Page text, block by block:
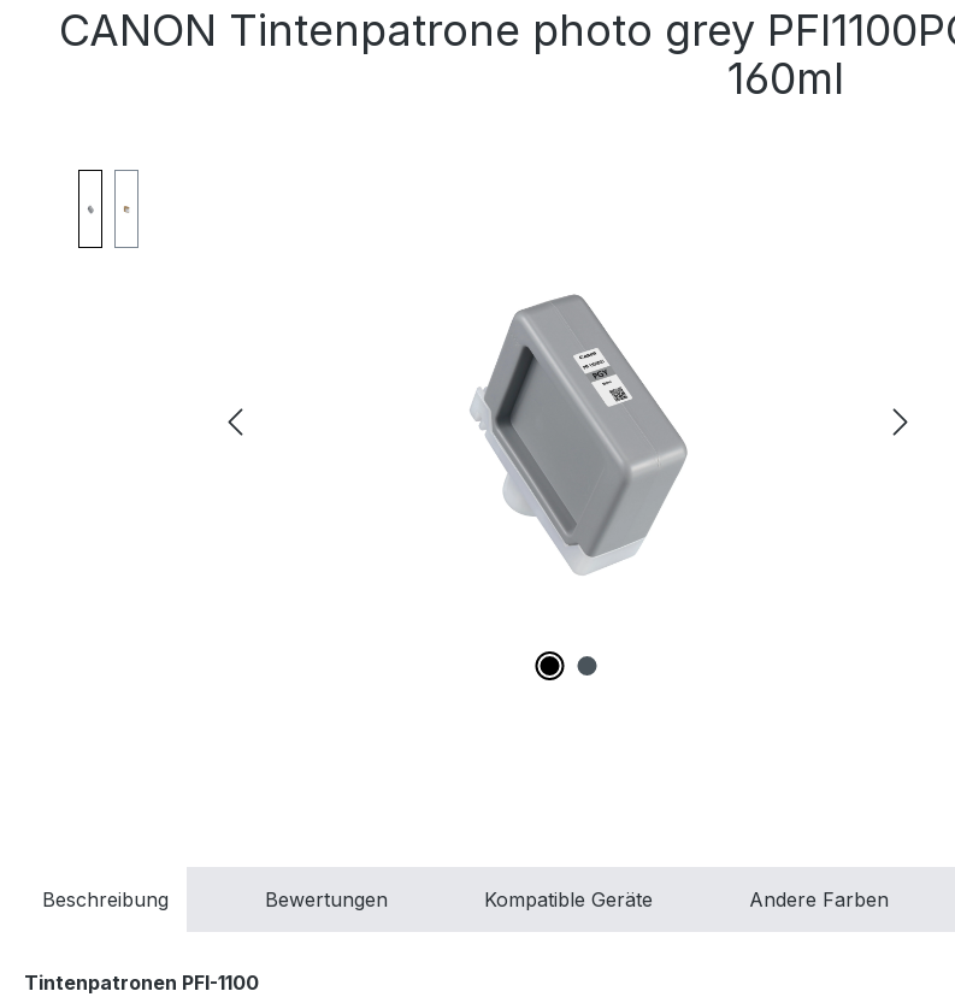
CANON Tintenpatrone photo grey
160ml
Beschreibung Bewertungen Kompatible Geräte Andere Farben
Tintenpatronen PFI-1100